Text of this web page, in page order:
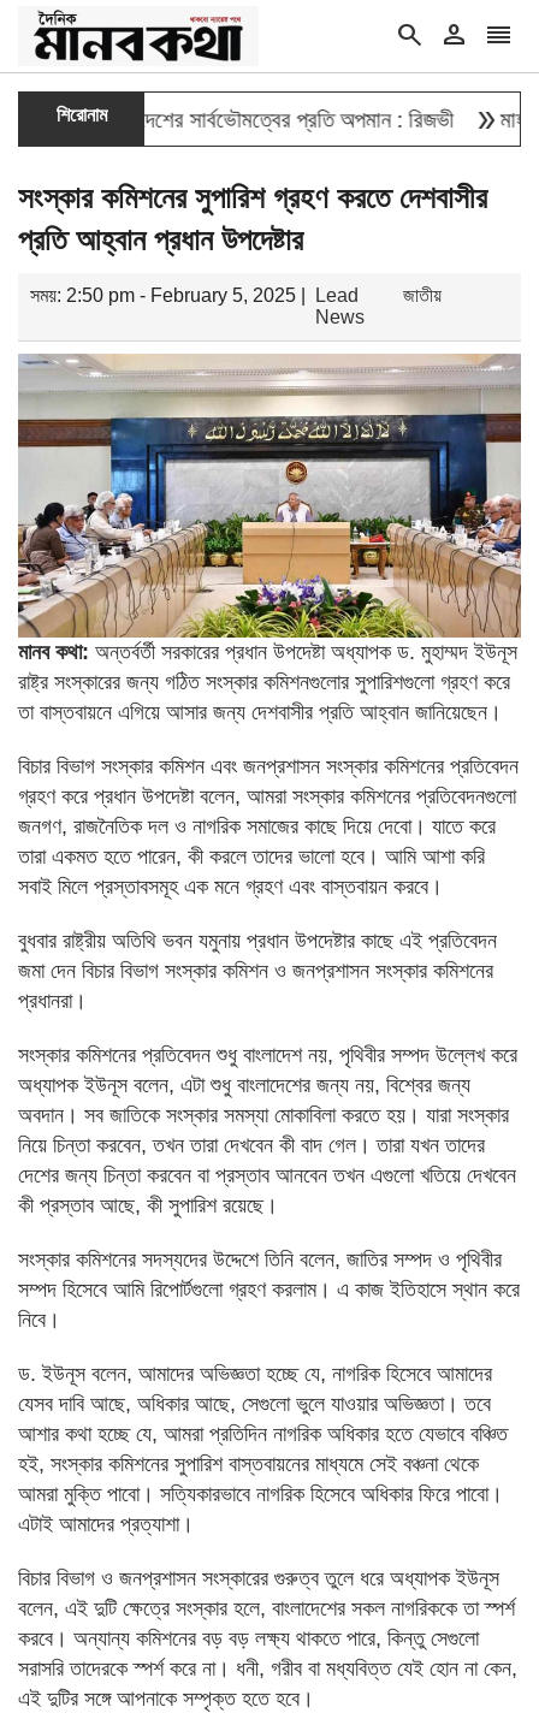
search person reorder
শিরোনাম
বাংলাদেশের সার্বভৌমত্বের প্রতি অপমান : রিজভী double_arrowমাহবুব আলী
সংস্কার কমিশনের সুপারিশ গ্রহণ করতে দেশবাসীর
প্রতি আহ্বান প্রধান উপদেষ্টার
সময়: 2:50 pm - February 5, 2025 |
Lead
News
জাতীয়
মানব কথা: অন্তর্বর্তী সরকারের প্রধান উপদেষ্টা অধ্যাপক ড. মুহাম্মদ ইউনূস
রাষ্ট্র সংস্কারের জন্য গঠিত সংস্কার কমিশনগুলোর সুপারিশগুলো গ্রহণ করে
তা বাস্তবায়নে এগিয়ে আসার জন্য দেশবাসীর প্রতি আহ্বান জানিয়েছেন।
বিচার বিভাগ সংস্কার কমিশন এবং জনপ্রশাসন সংস্কার কমিশনের প্রতিবেদন
গ্রহণ করে প্রধান উপদেষ্টা বলেন, আমরা সংস্কার কমিশনের প্রতিবেদনগুলো
জনগণ, রাজনৈতিক দল ও নাগরিক সমাজের কাছে দিয়ে দেবো। যাতে করে
তারা একমত হতে পারেন, কী করলে তাদের ভালো হবে। আমি আশা করি
সবাই মিলে প্রস্তাবসমূহ এক মনে গ্রহণ এবং বাস্তবায়ন করবে।
বুধবার রাষ্ট্রীয় অতিথি ভবন যমুনায় প্রধান উপদেষ্টার কাছে এই প্রতিবেদন
জমা দেন বিচার বিভাগ সংস্কার কমিশন ও জনপ্রশাসন সংস্কার কমিশনের
প্রধানরা।
সংস্কার কমিশনের প্রতিবেদন শুধু বাংলাদেশ নয়, পৃথিবীর সম্পদ উল্লেখ করে
অধ্যাপক ইউনূস বলেন, এটা শুধু বাংলাদেশের জন্য নয়, বিশ্বের জন্য
অবদান। সব জাতিকে সংস্কার সমস্যা মোকাবিলা করতে হয়। যারা সংস্কার
নিয়ে চিন্তা করবেন, তখন তারা দেখবেন কী বাদ গেল। তারা যখন তাদের
দেশের জন্য চিন্তা করবেন বা প্রস্তাব আনবেন তখন এগুলো খতিয়ে দেখবেন
কী প্রস্তাব আছে, কী সুপারিশ রয়েছে।
সংস্কার কমিশনের সদস্যদের উদ্দেশে তিনি বলেন, জাতির সম্পদ ও পৃথিবীর
সম্পদ হিসেবে আমি রিপোর্টগুলো গ্রহণ করলাম। এ কাজ ইতিহাসে স্থান করে
নিবে।
ড. ইউনূস বলেন, আমাদের অভিজ্ঞতা হচ্ছে যে, নাগরিক হিসেবে আমাদের
যেসব দাবি আছে, অধিকার আছে, সেগুলো ভুলে যাওয়ার অভিজ্ঞতা। তবে
আশার কথা হচ্ছে যে, আমরা প্রতিদিন নাগরিক অধিকার হতে যেভাবে বঞ্চিত
হই, সংস্কার কমিশনের সুপারিশ বাস্তবায়নের মাধ্যমে সেই বঞ্চনা থেকে
আমরা মুক্তি পাবো। সত্যিকারভাবে নাগরিক হিসেবে অধিকার ফিরে পাবো।
এটাই আমাদের প্রত্যাশা।
বিচার বিভাগ ও জনপ্রশাসন সংস্কারের গুরুত্ব তুলে ধরে অধ্যাপক ইউনূস
বলেন, এই দুটি ক্ষেত্রে সংস্কার হলে, বাংলাদেশের সকল নাগরিককে তা স্পর্শ
করবে। অন্যান্য কমিশনের বড় বড় লক্ষ্য থাকতে পারে, কিন্তু সেগুলো
সরাসরি তাদেরকে স্পর্শ করে না। ধনী, গরীব বা মধ্যবিত্ত যেই হোন না কেন,
এই দুটির সঙ্গে আপনাকে সম্পৃক্ত হতে হবে।